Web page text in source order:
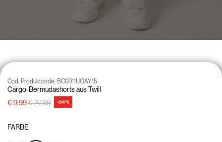
Cargo-Bermudashorts aus Twill
Cod. Produktcode: BC0011UOAY15
€ 9,99Preisreduzierung von
€ 27,99auf-64%
FARBE